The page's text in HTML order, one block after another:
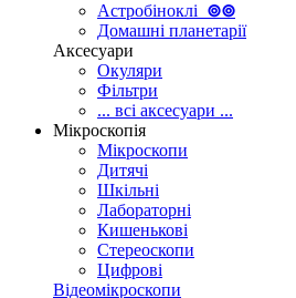
Астробіноклі ⊚⊚
Домашні планетарії
Аксесуари
Окуляри
Фільтри
... всі аксесуари ...
Мікроскопія
Мікроскопи
Дитячі
Шкільні
Лабораторні
Кишенькові
Стереоскопи
Цифрові
Відеомікроскопи